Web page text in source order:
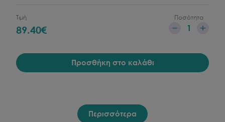
Τιμή
89.40€
Ποσότητα
1
Προσθήκη στο καλάθι
Περισσότερα